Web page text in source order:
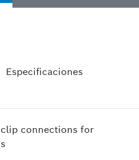
Especificaciones
connections for